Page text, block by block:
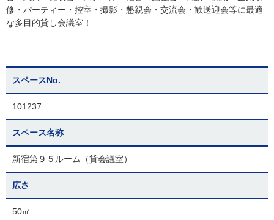
修・パーティー・控室・撮影・懇親会・交流会・歓送迎会等に最適
な多目的貸し会議室！
スペースNo.
101237
スペース名称
新宿第９５ルーム（貸会議室）
広さ
50㎡